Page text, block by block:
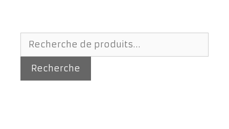
Recherche
pour :
Recherche